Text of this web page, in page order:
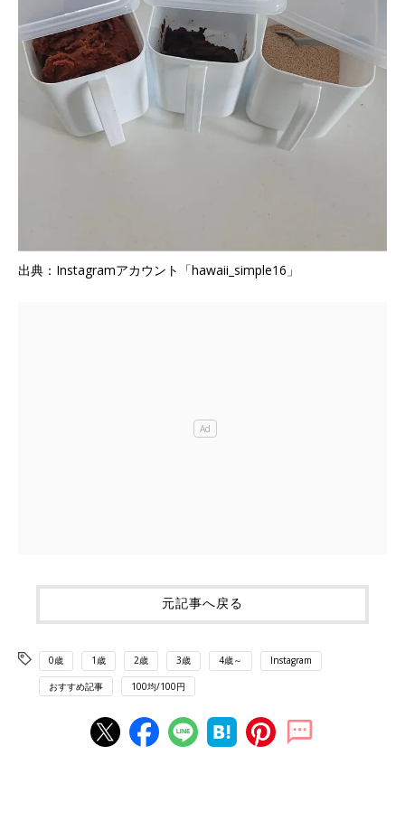
出典：Instagramアカウント「hawaii_simple16」
元記事へ戻る
0歳 1歳 2歳 3歳 4歳～ Instagram
おすすめ記事 100均/100円